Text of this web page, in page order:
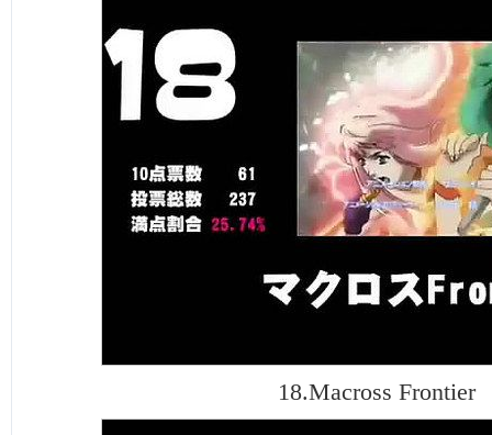
18.Macross Frontier